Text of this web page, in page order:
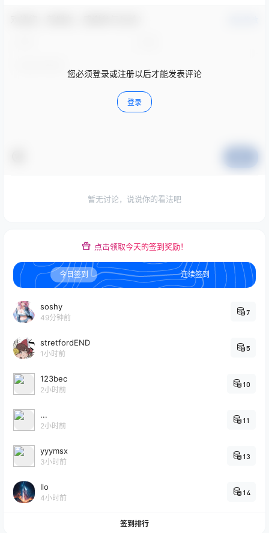
您必须登录或注册以后才能发表评论
登录
暂无讨论，说说你的看法吧
点击领取今天的签到奖励！
今日签到 连续签到
soshy
49分钟前
7
stretfordEND
1小时前
5
123bec
2小时前
10
...
2小时前
11
yyymsx
3小时前
13
llo
4小时前
14
签到排行